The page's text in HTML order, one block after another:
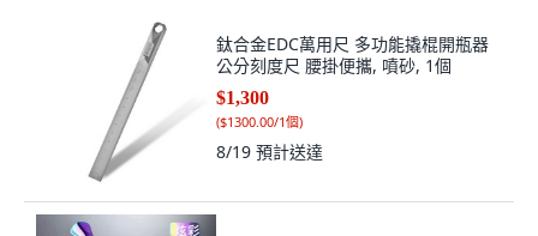
鈦合金EDC萬用尺 多功能撬棍開瓶器
公分刻度尺 腰掛便攜, 噴砂, 1個
$1,300
($1300.00/1個)
8/19 預計送達